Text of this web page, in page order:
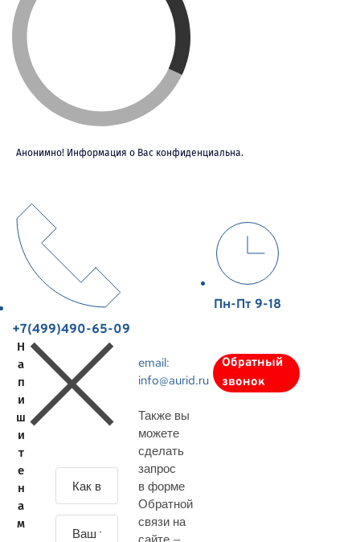
Анонимно! Информация о Вас конфиденциальна.
+7(499)490-65-09
Пн-Пт 9-18
Н
а
п
и
ш
и
т
е
н
а
м
email:
info@aurid.ru
Также вы
можете
сделать
запрос
в форме
Обратной
связи на
Обратный
звонок